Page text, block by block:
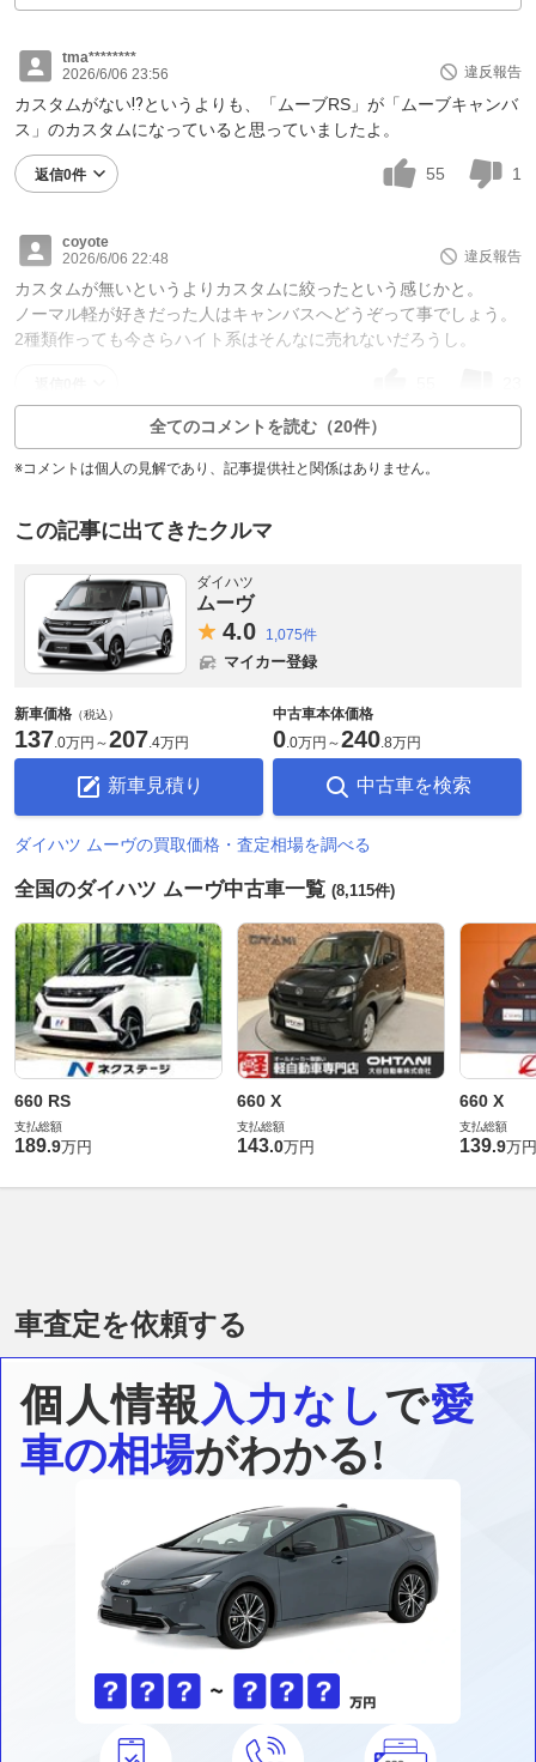
tma********
2026/6/06 23:56
違反報告
カスタムがない⁉︎というよりも、「ムーブRS」が「ムーブキャンバ
ス」のカスタムになっていると思っていましたよ。
返信0件 55 1
coyote
2026/6/06 22:48
違反報告
カスタムが無いというよりカスタムに絞ったという感じかと。
ノーマル軽が好きだった人はキャンバスへどうぞって事でしょう。
2種類作っても今さらハイト系はそんなに売れないだろうし。
全てのコメントを読む（20件）
※コメントは個人の見解であり、記事提供社と関係はありません。
この記事に出てきたクルマ
ダイハツ
ムーヴ
4.0 1,075件
マイカー登録
新車価格 （税込）
137.0万円 ～207.4万円
新車見積り
中古車本体価格
0.0万円 ～240.8万円
中古車を検索
ダイハツ ムーヴの買取価格・査定相場を調べる
全国のダイハツ ムーヴ中古車一覧 (8,115件)
660 RS
支払総額
189.9万円
660 X
支払総額
143.0万円
660 X
支払総額
139.9万円
車査定を依頼する
個人情報入力なしで愛
車の相場がわかる!